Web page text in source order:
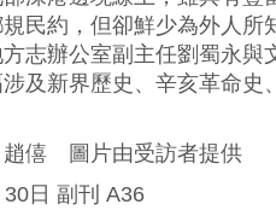
民約，但卻鮮少為外人所
志辦公室副主任劉蜀永與
及新界歷史、辛亥革命史
僖 圖片由受訪者提供
日 副刊 A36